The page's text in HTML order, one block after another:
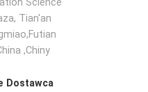
Tian'an
,Chiny
Dostawca